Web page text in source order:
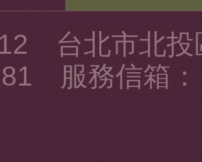
台北市北投
服務信箱：